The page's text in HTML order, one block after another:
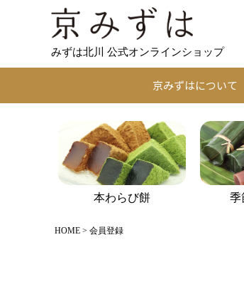
みずは北川 公式オンラインショップ
京みずはについて
本わらび餅 季
HOME 会員登録